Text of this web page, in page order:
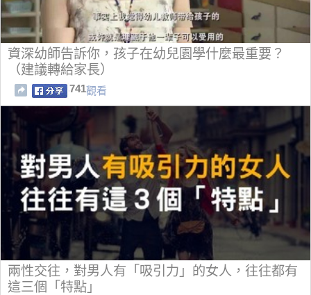
資深幼師告訴你，孩子在幼兒園學什麼最重要？
（建議轉給家長）
741觀看
兩性交往，對男人有「吸引力」的女人，往往都有
這三個「特點」